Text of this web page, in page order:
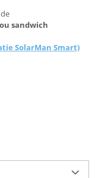
sandwich
SolarMan Smart)
W